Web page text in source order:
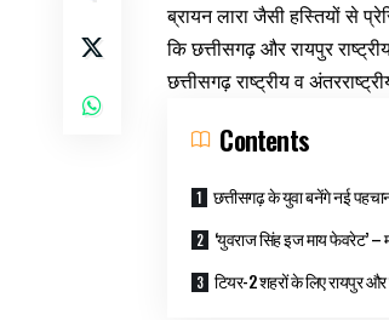
ब्रायन लारा जैसी हस्तियों से
कि छत्तीसगढ़ और रायपुर
छत्तीसगढ़ राष्ट्रीय व
Contents
छत्तीसगढ़ के युवा बनेंगे नई
‘युवराज सिंह इज माय फेवरेट’ –
टियर-2 शहरों के लिए रायपुर